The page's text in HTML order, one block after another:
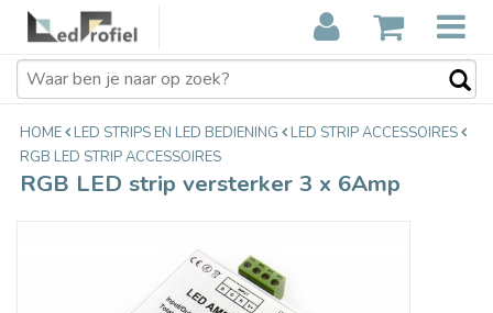
RGB LED strip versterker 3 x 6Amp
€17,95
HOME LED STRIPS EN LED BEDIENING
LED STRIP ACCESSOIRES
RGB LED STRIP ACCESSOIRES
RGB LED strip versterker 3 x 6Amp